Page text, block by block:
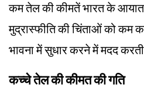
कम तेल की कीमतें भारत के
मुद्रास्फीति की चिंताओं को कम
भावना में सुधार करने में मदद
कच्चे तेल की कीमत की गति